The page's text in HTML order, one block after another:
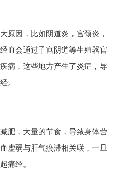
原因，比如阴道炎，宫颈炎，
血会通过子宫阴道等生殖器官
病，这些地方产生了炎症，导
。
肥，大量的节食，导致身体营
虚弱与肝气瘀滞相关联，一旦
痛经。